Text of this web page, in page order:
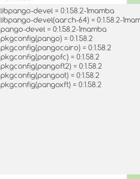
libpango-devel = 0:1.58.2-1mamba
libpango-devel(aarch-64) = 0:1.58.2-
pango-devel = 0:1.58.2-1mamba
pkgconfig(pango) = 0:1.58.2
pkgconfig(pangocairo) = 0:1.58.2
pkgconfig(pangofc) = 0:1.58.2
pkgconfig(pangoft2) = 0:1.58.2
pkgconfig(pangoot) = 0:1.58.2
pkgconfig(pangoxft) = 0:1.58.2